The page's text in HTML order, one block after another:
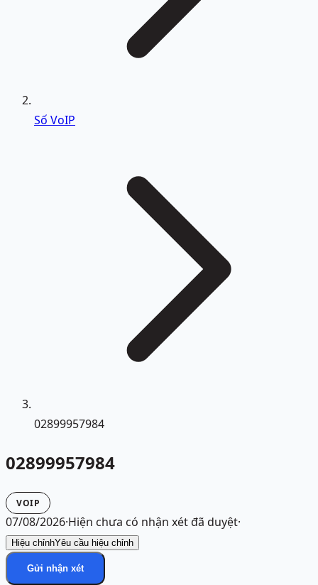
Số VoIP
02899957984
02899957984
VOIP
07/08/2026·Hiện chưa có nhận xét đã duyệt·
Hiệu chỉnhYêu cầu hiệu chỉnh
Gửi nhận xét